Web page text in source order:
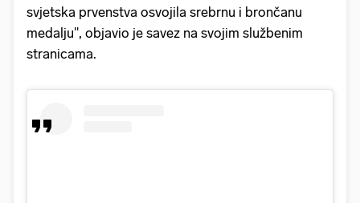
svjetska prvenstva osvojila srebrnu i brončanu
medalju", objavio je savez na svojim službenim
stranicama.